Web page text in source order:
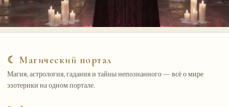
☾ Магический портал
Магия, астрология, гадания и тайны непознанного — всё о мире
эзотерики на одном портале.